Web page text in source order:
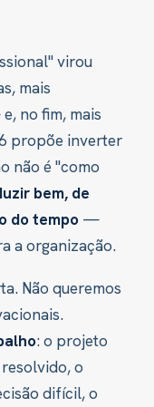
virou
mais
no fim, mais
propõe inverter
não é "como
bem, de
do tempo —
a organização.
Não queremos
: o projeto
o
difícil, o